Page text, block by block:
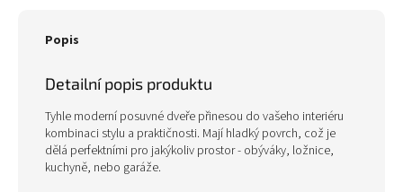
Popis
Detailní popis produktu
Tyhle moderní posuvné dveře přinesou do vašeho interiéru
kombinaci stylu a praktičnosti. Mají hladký povrch, což je
dělá perfektními pro jakýkoliv prostor - obýváky, ložnice,
kuchyně, nebo garáže.